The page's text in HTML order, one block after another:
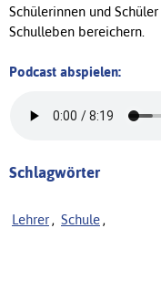
Schülerinnen und
Schulleben bereichern.
Podcast abspielen:
Schlagwörter
Lehrer , Schule ,